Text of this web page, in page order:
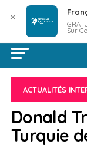
ACTUALITÉS
Donald
Turquie
✕
Sur